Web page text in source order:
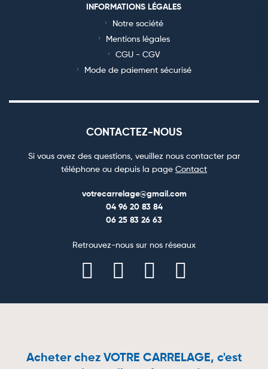
INFORMATIONS LÉGALES
Notre société
Mentions légales
CGU - CGV
Mode de paiement sécurisé
CONTACTEZ-NOUS
Si vous avez des questions, veuillez nous contacter par
téléphone ou depuis la page Contact
votrecarrelage@gmail.com
04 96 20 83 84
06 25 83 26 63
Retrouvez-nous sur nos réseaux
Acheter chez VOTRE CARRELAGE, c'est